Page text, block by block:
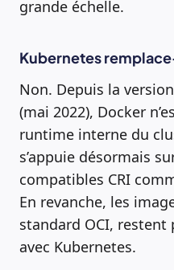
grande échelle.
Kubernetes
Non. Depuis la
(mai 2022), Docker
runtime interne du
s’appuie désormais
compatibles CRI
En revanche, les
standard OCI,
avec Kubernetes.